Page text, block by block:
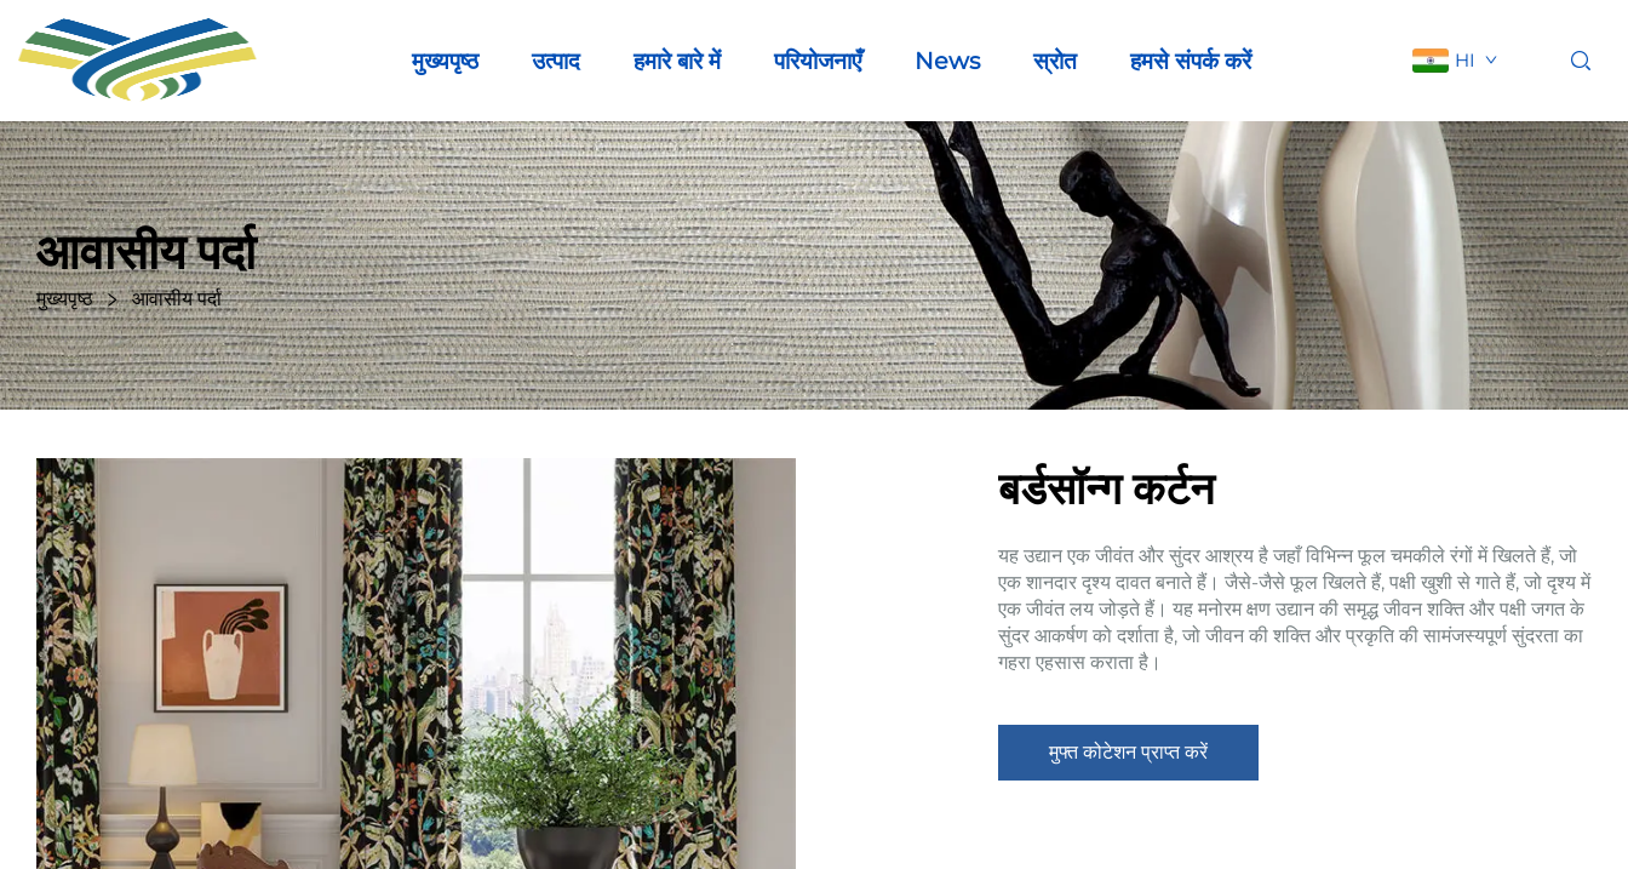
मुख्यपृष्ठ उत्पाद हमारे बारे में परियोजनाएँ News स्रोत हमसे संपर्क करें HI
आवासीय पर्दा
मुख्यपृष्ठ आवासीय पर्दा
बर्डसॉन्ग कर्टन
यह उद्यान एक जीवंत और सुंदर आश्रय है जहाँ विभिन्न फूल चमकीले रंगों में खिलते हैं, जो
एक शानदार दृश्य दावत बनाते हैं। जैसे-जैसे फूल खिलते हैं, पक्षी खुशी से गाते हैं, जो दृश्य में
एक जीवंत लय जोड़ते हैं। यह मनोरम क्षण उद्यान की समृद्ध जीवन शक्ति और पक्षी जगत के
सुंदर आकर्षण को दर्शाता है, जो जीवन की शक्ति और प्रकृति की सामंजस्यपूर्ण सुंदरता का
गहरा एहसास कराता है।
मुफ्त कोटेशन प्राप्त करें